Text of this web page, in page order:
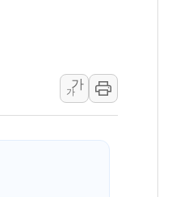
릉·동해·삼척 시간당 최대 50㎜
물 수거하다 참변…60대 환경미화
가
가